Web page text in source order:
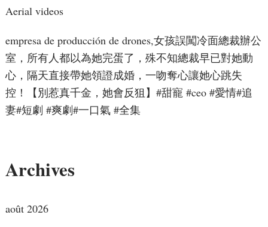
Aerial videos
empresa de producción de drones,女孩誤闖冷面總裁辦公
室，所有人都以為她完蛋了，殊不知總裁早已對她動
心，隔天直接帶她領證成婚，一吻奪心讓她心跳失
控！【別惹真千金，她會反狙】#甜寵 #ceo #愛情#追
妻#短劇 #爽劇#一口氣 #全集
Archives
août 2026